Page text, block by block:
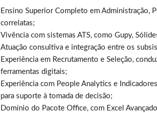
Ensino Superior Completo em Administração,
correlatas;
Vivência com sistemas ATS, como Gupy,
Atuação consultiva e integração entre os
Experiência em Recrutamento e Seleção,
ferramentas digitais;
Experiência com People Analytics e
para suporte à tomada de decisão;
Domínio do Pacote Office, com Excel